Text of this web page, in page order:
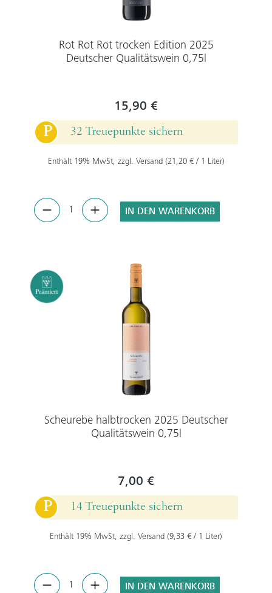
Rot Rot Rot trocken Edition 2025
Deutscher Qualitätswein 0,75l
15,90 €
P
32 Treuepunkte sichern
Enthält 19% MwSt, zzgl. Versand (21,20 € / 1 Liter)
IN DEN WARENKORB
Scheurebe halbtrocken 2025 Deutscher
Qualitätswein 0,75l
7,00 €
P
14 Treuepunkte sichern
Enthält 19% MwSt, zzgl. Versand (9,33 € / 1 Liter)
IN DEN WARENKORB